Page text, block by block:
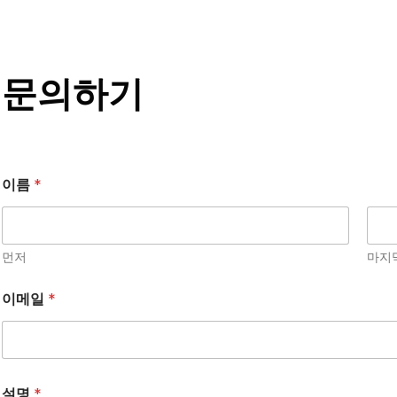
문의하기
이름 *
먼저 마지
이메일 *
설명 *